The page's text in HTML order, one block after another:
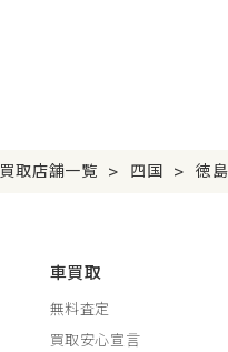
買取店舗一覧 > 四国 > 徳
車買取
無料査定
買取安心宣言